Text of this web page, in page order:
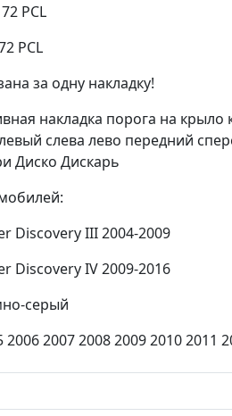
PCL
PCL
за одну накладку!
накладка порога на
слева лево передний
Диско Дискарь
Discovery III 2004-2009
Discovery IV 2009-2016
серый
2006 2007 2008 2009 2010 2011